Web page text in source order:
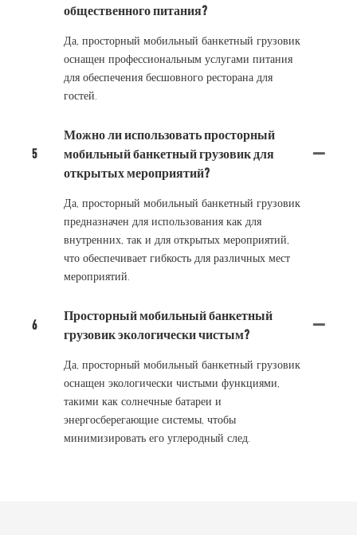
общественного питания?
Да, просторный мобильный банкетный грузовик
оснащен профессиональным услугами питания
для обеспечения бесшовного ресторана для
гостей.
5
Можно ли использовать просторный
мобильный банкетный грузовик для
открытых мероприятий?
Да, просторный мобильный банкетный грузовик
предназначен для использования как для
внутренних, так и для открытых мероприятий,
что обеспечивает гибкость для различных мест
мероприятий.
6
Просторный мобильный банкетный
грузовик экологически чистым?
Да, просторный мобильный банкетный грузовик
оснащен экологически чистыми функциями,
такими как солнечные батареи и
энергосберегающие системы, чтобы
минимизировать его углеродный след.